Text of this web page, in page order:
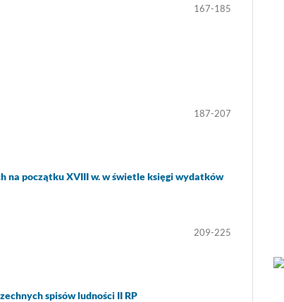
167-185
187-207
na początku XVIII w. w świetle księgi wydatków
209-225
spisów ludności II RP